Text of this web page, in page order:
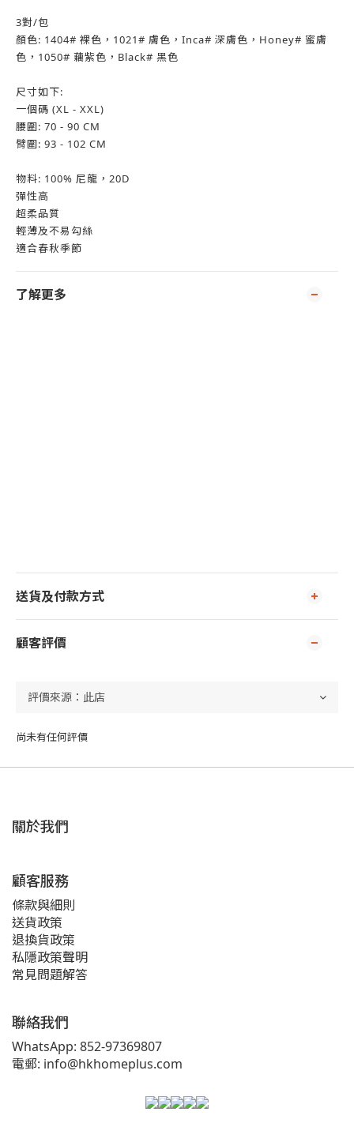
3對/包
顏色: 1404# 裸色，1021# 膚色，Inca# 深膚色，Honey# 蜜膚
色，1050# 藕紫色，Black# 黑色
尺寸如下:
一個碼 (XL - XXL)
腰圍: 70 - 90 CM
臂圍: 93 - 102 CM
物料: 100% 尼龍，20D
彈性高
超柔品質
輕薄及不易勾絲
適合春秋季節
了解更多
送貨及付款方式
顧客評價
尚未有任何評價
關於我們
顧客服務
條款與細則
送貨政策
退換貨政策
私隱政策聲明
常見問題解答
聯絡我們
WhatsApp: 852-97369807
電郵: info@hkhomeplus.com